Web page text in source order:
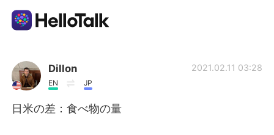
Language Exchange App
AI Grammar Checker
Dillon
EN JP
2021.02.11 03:28
日米の差：食べ物の量